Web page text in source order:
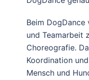
Beim DogDance
und Teamarbeit
Choreografie.
Koordination
Mensch und